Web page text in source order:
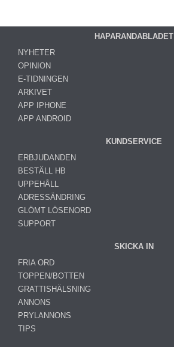
HAPARANDABLADET
NYHETER
OPINION
E-TIDNINGEN
ARKIVET
APP IPHONE
APP ANDROID
KUNDSERVICE
ERBJUDANDEN
BESTÄLL HB
UPPEHÅLL
ADRESSÄNDRING
GLÖMT LÖSENORD
SUPPORT
SKICKA IN
FRIA ORD
TOPPEN/BOTTEN
GRATTISHÄLSNING
ANNONS
PRYLANNONS
TIPS